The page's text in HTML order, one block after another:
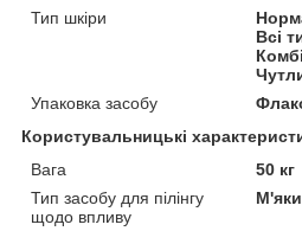
Тип шкіри
Всі
Упаковка засобу
Користувальницькі
Вага
50 кг
Тип засобу для пілінгу
щодо впливу